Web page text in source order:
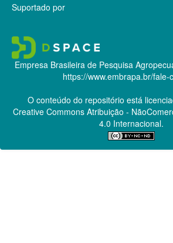
Suportado por
Empresa Brasileira de Pesquisa
https://www.embrapa.br/fale-
O conteúdo do repositório está
Creative CommonsAtribuição -
4.0 Internacional.